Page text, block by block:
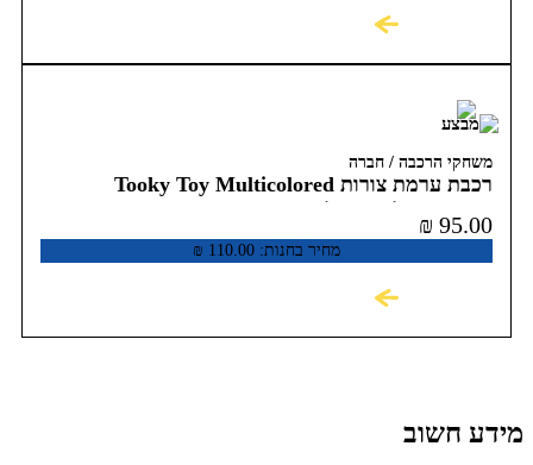
משחקי הרכבה / חברה
רכבת ערמת צורות Tooky Toy Multicolored
Stacking Train TKB383
מחיר בחנות: ₪ 110.00
₪ 95.00
מידע חשוב